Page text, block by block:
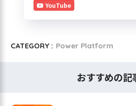
YouTube
CATEGORY : Power Platform
おすすめの記